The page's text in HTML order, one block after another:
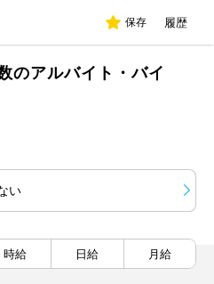
保存 履歴
のアルバイト・バイ
い
時給 日給 月給